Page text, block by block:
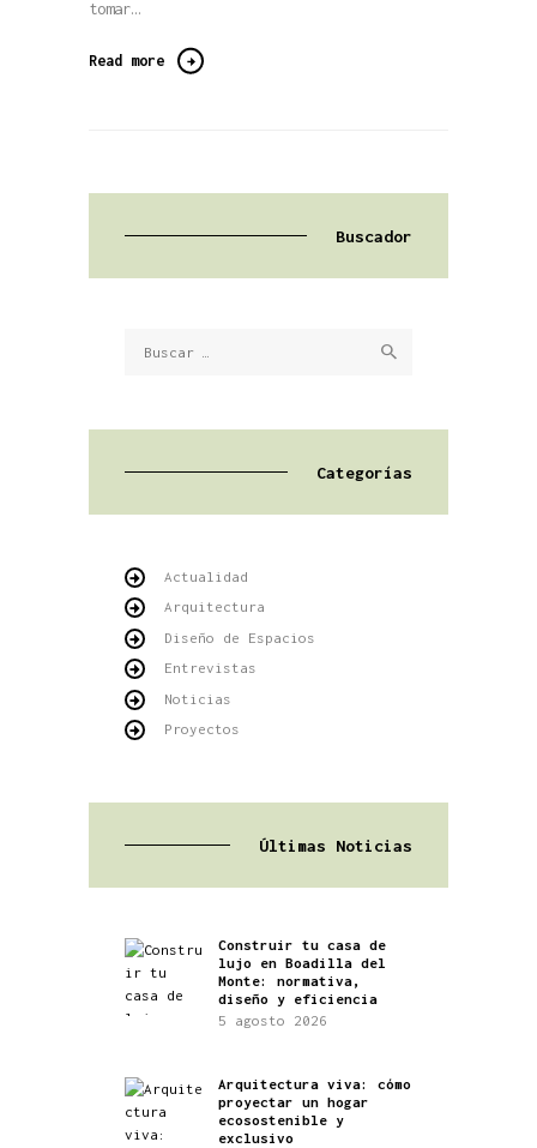
tomar…
Read more
Buscador
Categorías
Actualidad
Arquitectura
Diseño de Espacios
Entrevistas
Noticias
Proyectos
Últimas Noticias
Construir tu casa de
lujo en Boadilla del
Monte: normativa,
diseño y eficiencia
5 agosto 2026
Arquitectura viva: cómo
proyectar un hogar
ecosostenible y
exclusivo